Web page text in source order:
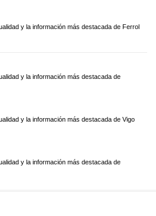
y la información más destacada de Ferrol
y la información más destacada de
y la información más destacada de Vigo
y la información más destacada de